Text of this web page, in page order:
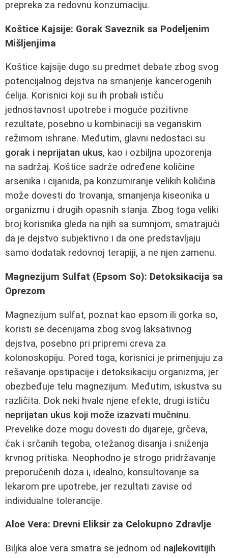
prepreka za redovnu konzumaciju.
Koštice Kajsije: Gorak Saveznik sa Podeljenim
Mišljenjima
Koštice kajsije dugo su predmet debate zbog svog
potencijalnog dejstva na smanjenje kancerogenih
ćelija. Korisnici koji su ih probali ističu
jednostavnost upotrebe i moguće pozitivne
rezultate, posebno u kombinaciji sa veganskim
režimom ishrane. Međutim, glavni nedostaci su
gorak i neprijatan ukus, kao i ozbiljna upozorenja
na sadržaj. Koštice sadrže određene količine
arsenika i cijanida, pa konzumiranje velikih količina
može dovesti do trovanja, smanjenja kiseonika u
organizmu i drugih opasnih stanja. Zbog toga veliki
broj korisnika gleda na njih sa sumnjom, smatrajući
da je dejstvo subjektivno i da one predstavljaju
samo dodatak redovnoj terapiji, a ne njen zamenu.
Magnezijum Sulfat (Epsom So): Detoksikacija sa
Oprezom
Magnezijum sulfat, poznat kao epsom ili gorka so,
koristi se decenijama zbog svog laksativnog
dejstva, posebno pri pripremi creva za
kolonoskopiju. Pored toga, korisnici je primenjuju za
rešavanje opstipacije i detoksikaciju organizma, jer
obezbeđuje telu magnezijum. Međutim, iskustva su
različita. Dok neki hvale njene efekte, drugi ističu
neprijatan ukus koji može izazvati mučninu.
Prevelike doze mogu dovesti do dijareje, grčeva,
čak i srčanih tegoba, otežanog disanja i sniženja
krvnog pritiska. Neophodno je strogo pridržavanje
preporučenih doza i, idealno, konsultovanje sa
lekarom pre upotrebe, jer rezultati zavise od
individualne tolerancije.
Aloe Vera: Drevni Eliksir za Celokupno Zdravlje
Biljka aloe vera smatra se jednom od najlekovitijih